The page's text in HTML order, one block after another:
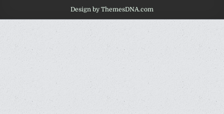
Design by ThemesDNA.com